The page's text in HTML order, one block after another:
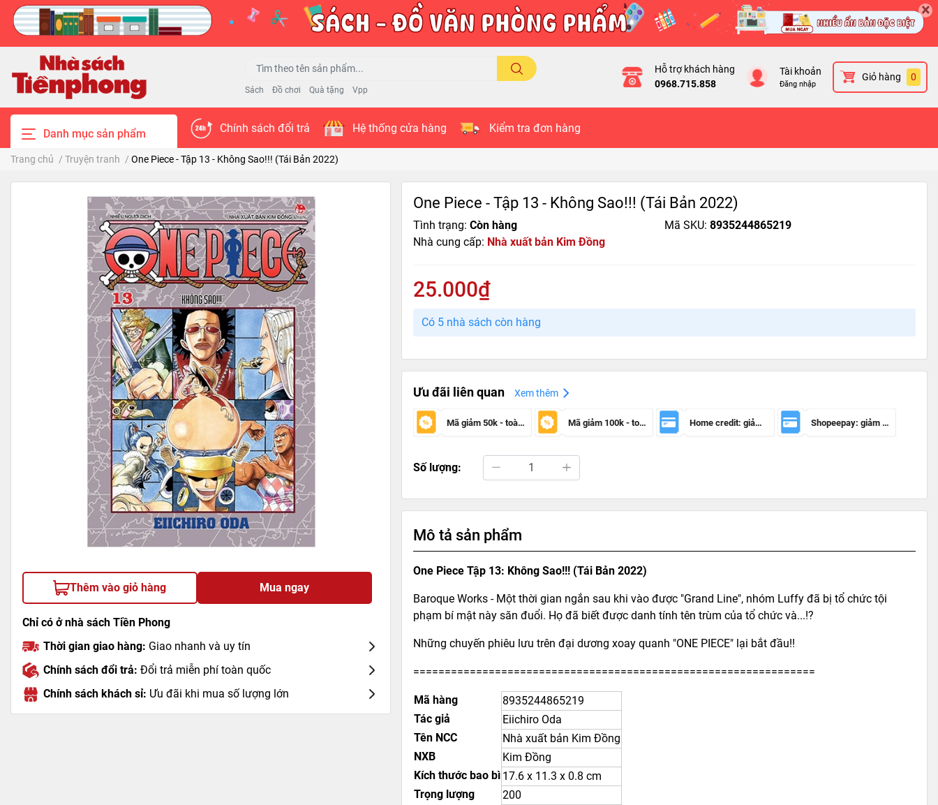
×
Sách Đồ chơi Quà tặng Vpp
Hỗ trợ khách hàng
0968.715.858
Tài khoản
Đăng nhập
Giỏ hàng 0
Danh mục sản phẩm Chính sách đổi trả Hệ thống cửa hàng Kiểm tra đơn hàng
Trang chủ / Truyện tranh / One Piece - Tập 13 - Không Sao!!! (Tái Bản 2022)
Thêm vào giỏ hàng Mua ngay
Chỉ có ở nhà sách Tiền Phong
Thời gian giao hàng: Giao nhanh và uy tín
Chính sách đổi trả: Đổi trả miễn phí toàn quốc
Chính sách khách sỉ: Ưu đãi khi mua số lượng lớn
One Piece - Tập 13 - Không Sao!!! (Tái Bản 2022)
Tình trạng: Còn hàng Mã SKU: 8935244865219
Nhà cung cấp: Nhà xuất bản Kim Đồng
25.000₫
Có 5 nhà sách còn hàng
Ưu đãi liên quan Xem thêm
Mã giảm 50k - toàn sàn Mã giảm 100k - toàn sàn Home credit: giảm 50.000đ cho đơn hàng từ 150.000đ Shopeepay: giảm 20k cho đh từ 30k
Số lượng:
Mô tả sản phẩm
One Piece Tập 13: Không Sao!!! (Tái Bản 2022)
Baroque Works - Một thời gian ngắn sau khi vào được "Grand Line", nhóm Luffy đã bị tổ chức tội
phạm bí mật này săn đuổi. Họ đã biết được danh tính tên trùm của tổ chức và...!?
Những chuyến phiêu lưu trên đại dương xoay quanh "ONE PIECE" lại bắt đầu!!
================================================================
Mã hàng
8935244865219
Tác giả
Eiichiro Oda
Tên NCC
Nhà xuất bản Kim Đồng
NXB
Kim Đồng
Kích thước bao bì 17.6 x 11.3 x 0.8 cm
Trọng lượng
200